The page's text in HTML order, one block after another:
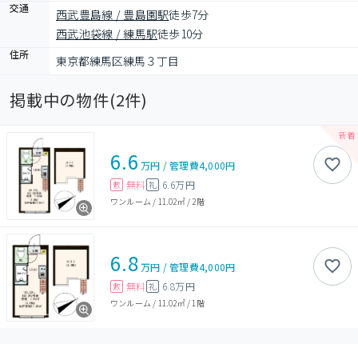
交通 西武豊島線 / 豊島園駅徒歩7分
西武池袋線 / 練馬駅徒歩10分
住所 東京都練馬区練馬３丁目
掲載中の物件(2件)
6.6 万円 /管理費4,000円
敷 無料 礼 6.6万円
ワンルーム / 11.02㎡/ 2階
6.8万円 /管理費4,000円
敷 無料 礼 6.8万円
ワンルーム / 11.02㎡/ 1階